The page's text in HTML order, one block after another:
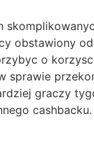
obstawiony
o
sprawie
graczy
cashbacku.